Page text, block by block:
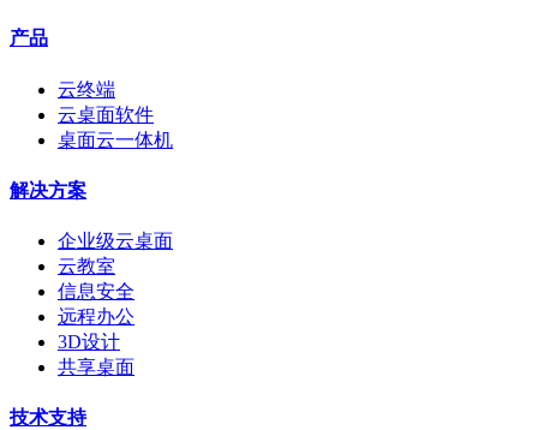
产品
云终端
云桌面软件
桌面云一体机
解决方案
企业级云桌面
云教室
信息安全
远程办公
3D设计
共享桌面
技术支持